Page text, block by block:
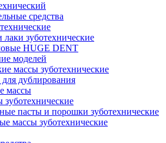
средства
зуботехнические
HUGE DENT
моделей
массы зуботехнические
дублирования
массы
зуботехнические
пасты и порошки зуботехнические
массы зуботехнические